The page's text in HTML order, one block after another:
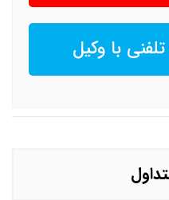
با وکیل